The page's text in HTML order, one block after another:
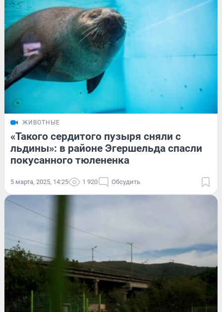
ЖИВОТНЫЕ
«Такого сердитого пузыря сняли с
льдины»: в районе Эгершельда спасли
покусанного тюлененка
5 марта, 2025, 14:25 1 920 Обсудить